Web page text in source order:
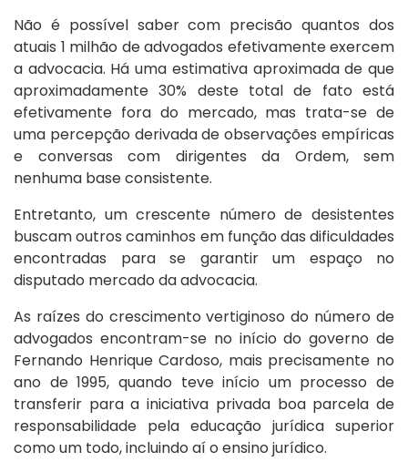
Não é possível saber com precisão quantos dos
atuais 1 milhão de advogados efetivamente exercem
a advocacia. Há uma estimativa aproximada de que
aproximadamente 30% deste total de fato está
efetivamente fora do mercado, mas trata-se de
uma percepção derivada de observações empíricas
e conversas com dirigentes da Ordem, sem
nenhuma base consistente.
Entretanto, um crescente número de desistentes
buscam outros caminhos em função das dificuldades
encontradas para se garantir um espaço no
disputado mercado da advocacia.
As raízes do crescimento vertiginoso do número de
advogados encontram-se no início do governo de
Fernando Henrique Cardoso, mais precisamente no
ano de 1995, quando teve início um processo de
transferir para a iniciativa privada boa parcela de
responsabilidade pela educação jurídica superior
como um todo, incluindo aí o ensino jurídico.